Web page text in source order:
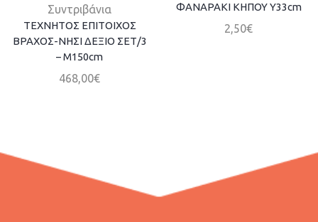
Συντριβάνια
ΤΕΧΝΗΤΟΣ ΕΠΙΤΟΙΧΟΣ
ΒΡΑΧΟΣ-ΝΗΣΙ ΔΕΞΙΟ ΣΕΤ/3
– Μ150cm
468,00€
ΦΑΝΑΡΑΚΙ ΚΗΠΟΥ Υ33cm
2,50€